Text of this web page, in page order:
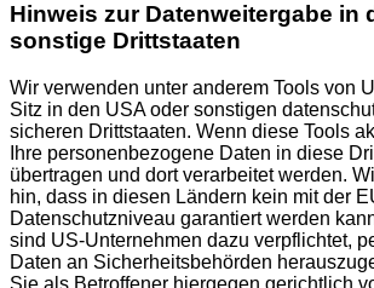
Hinweis zur Datenweitergabe in
sonstige Drittstaaten
Wir verwenden unter anderem Tools von
Sitz in den USA oder sonstigen
sicheren Drittstaaten. Wenn diese Tools
Ihre personenbezogene Daten in diese
übertragen und dort verarbeitet werden.
hin, dass in diesen Ländern kein mit der
Datenschutzniveau garantiert werden
sind US-Unternehmen dazu verpflichtet,
Daten an Sicherheitsbehörden
Sie als Betroffener hiergegen gerichtlich